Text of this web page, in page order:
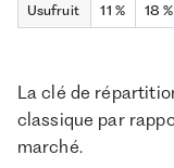
Usufruit 11 % 18 %
La clé de
classique par
marché.